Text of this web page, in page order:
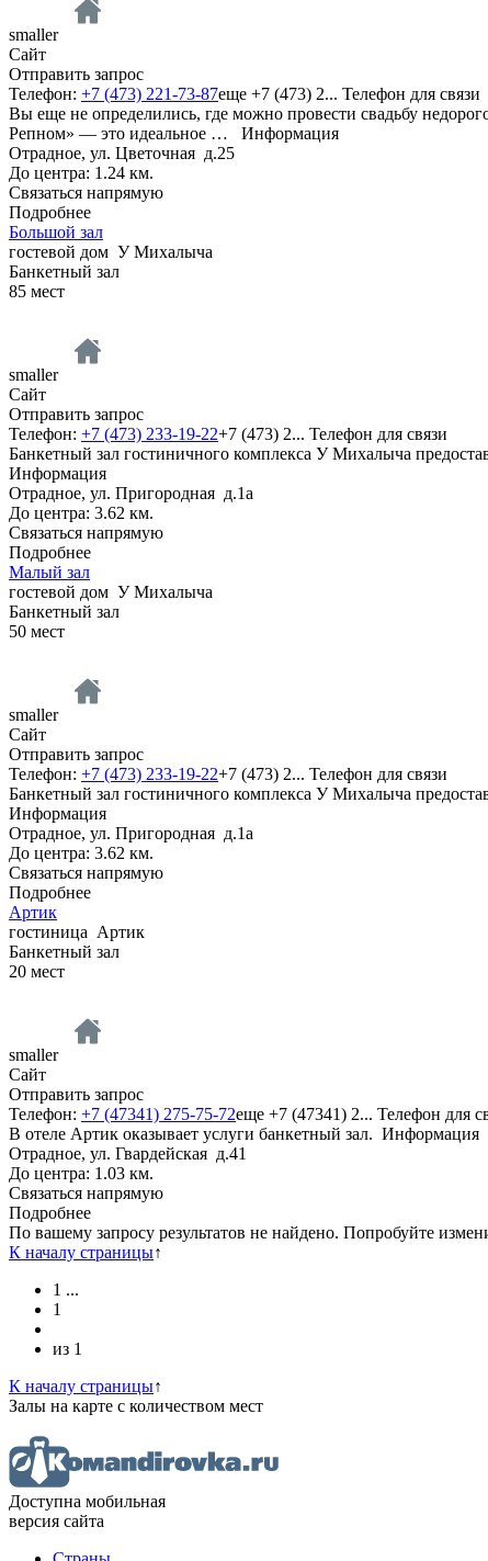
smaller
Сайт
Отправить запрос
Телефон: +7 (473) 221-73-87еще +7 (473) 2... Телефон для связи
Вы еще не определились, где можно провести свадьбу
Репном» — это идеальное … Информация
Отрадное, ул. Цветочная д.25
До центра: 1.24 км.
Связаться напрямую
Подробнее
Большой зал
гостевой дом У Михалыча
Банкетный зал
85 мест
smaller
Сайт
Отправить запрос
Телефон: +7 (473) 233-19-22+7 (473) 2... Телефон для связи
Банкетный зал гостиничного комплекса У Михалыча
Информация
Отрадное, ул. Пригородная д.1а
До центра: 3.62 км.
Связаться напрямую
Подробнее
Малый зал
гостевой дом У Михалыча
Банкетный зал
50 мест
smaller
Сайт
Отправить запрос
Телефон: +7 (473) 233-19-22+7 (473) 2... Телефон для связи
Банкетный зал гостиничного комплекса У Михалыча
Информация
Отрадное, ул. Пригородная д.1а
До центра: 3.62 км.
Связаться напрямую
Подробнее
Артик
гостиница Артик
Банкетный зал
20 мест
smaller
Сайт
Отправить запрос
Телефон: +7 (47341) 275-75-72еще +7 (47341) 2... Телефон для
В отеле Артик оказывает услуги банкетный зал. Информация
Отрадное, ул. Гвардейская д.41
До центра: 1.03 км.
Связаться напрямую
Подробнее
По вашему запросу результатов не найдено. Попробуйте
К началу страницы↑
1 ...
1
из 1
К началу страницы↑
Залы на карте с количеством мест
Доступна мобильная
версия сайта